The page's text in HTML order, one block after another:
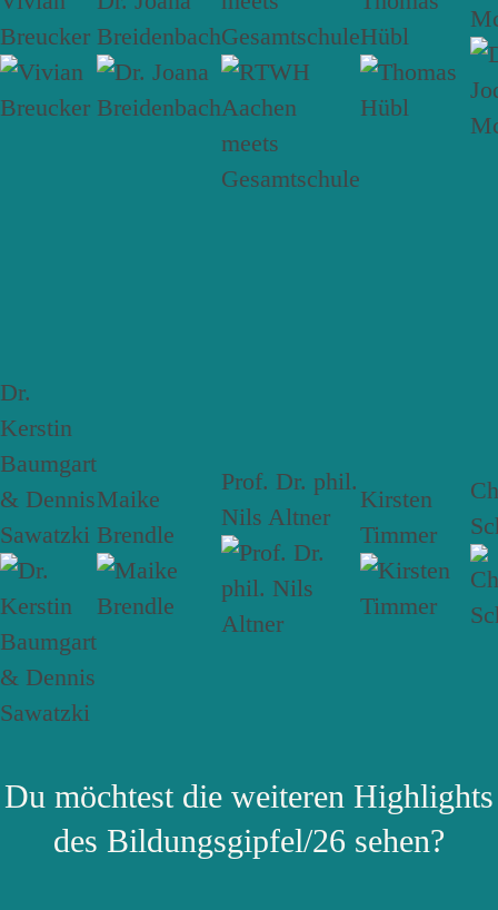
Breucker BreidenbachGesamtschuleHübl
Dr.
Kerstin
Baumgart
& Dennis
Sawatzki
Maike
Brendle
Prof. Dr. phil.
Nils Altner
Kirsten
Timmer
Du möchtest die weiteren Highlights
des Bildungsgipfel/26 sehen?